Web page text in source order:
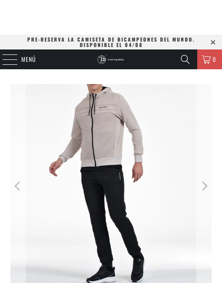
PRE-RESERVA LA CAMISETA DE BICAMPEONES DEL MUNDO.
DISPONIBLE EL 04/08
MENÚ 0